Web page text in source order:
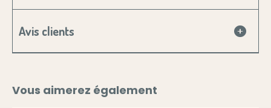
Avis clients
Vous aimerez également